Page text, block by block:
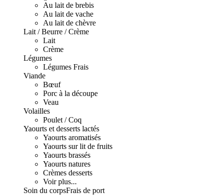
Au lait de brebis
Au lait de vache
Au lait de chèvre
Lait / Beurre / Crème
Lait
Crème
Légumes
Légumes Frais
Viande
Bœuf
Porc à la découpe
Veau
Volailles
Poulet / Coq
Yaourts et desserts lactés
Yaourts aromatisés
Yaourts sur lit de fruits
Yaourts brassés
Yaourts natures
Crèmes desserts
Voir plus...
Soin du corpsFrais de port